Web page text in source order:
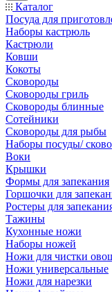
Каталог
Посуда для
Наборы кастрюль
Кастрюли
Ковши
Кокоты
Сковороды
Сковороды гриль
Сковороды блинные
Сотейники
Сковороды для рыбы
Наборы посуды/
Воки
Крышки
Формы для запекания
Горшочки для
Ростеры для
Тажины
Кухонные ножи
Наборы ножей
Ножи для чистки
Ножи универсальные
Ножи для нарезки